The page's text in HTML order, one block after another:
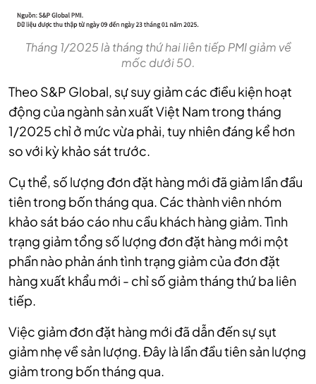
Tháng 1/2025 là tháng thứ hai liên tiếp PMI giảm về
mốc dưới 50.
Theo S&P Global, sự suy giảm các điều kiện hoạt
động của ngành sản xuất Việt Nam trong tháng
1/2025 chỉ ở mức vừa phải, tuy nhiên đáng kể hơn
so với kỳ khảo sát trước.
Cụ thể, số lượng đơn đặt hàng mới đã giảm lần đầu
tiên trong bốn tháng qua. Các thành viên nhóm
khảo sát báo cáo nhu cầu khách hàng giảm. Tình
trạng giảm tổng số lượng đơn đặt hàng mới một
phần nào phản ánh tình trạng giảm của đơn đặt
hàng xuất khẩu mới - chỉ số giảm tháng thứ ba liên
tiếp.
Việc giảm đơn đặt hàng mới đã dẫn đến sự sụt
giảm nhẹ về sản lượng. Đây là lần đầu tiên sản lượng
giảm trong bốn tháng qua.